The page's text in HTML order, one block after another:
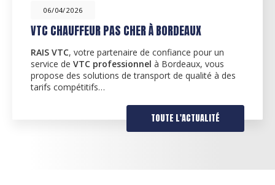
06/04/2026
VTC CHAUFFEUR PAS CHER À BORDEAUX
RAIS VTC, votre partenaire de confiance pour un
service de VTC professionnelà Bordeaux, vous
propose des solutions de transport de qualité à des
tarifs compétitifs…
TOUTE L'ACTUALITÉ